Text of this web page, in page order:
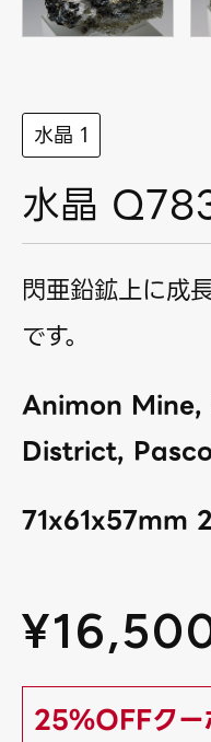
水晶 1
水晶
閃亜鉛鉱上に成
です。
Animon
District,
71x61x57mm
¥
25%OFFクー